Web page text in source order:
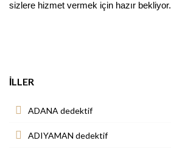
sizlere hizmet vermek için hazır bekliyor.
İLLER
ADANA dedektif
ADIYAMAN dedektif